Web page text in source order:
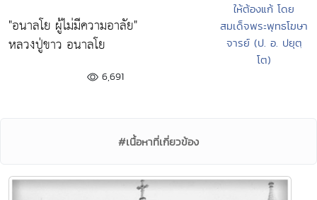
"อนาลโย ผู้ไม่มีความอาลัย"
หลวงปู่ขาว อนาลโย
6,691
ให้ต้องแก้ โดย
สมเด็จพระพุทธโฆษา
จารย์ (ป. อ. ปยุตฺ
โต)
#เนื้อหาที่เกี่ยวข้อง